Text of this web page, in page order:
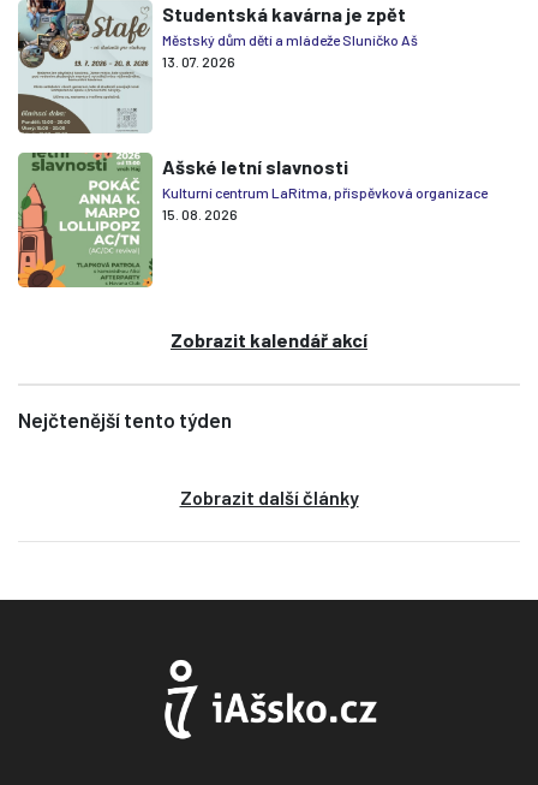
Studentská kavárna je zpět
Městský dům dětí a mládeže Sluníčko Aš
13. 07. 2026
Ašské letní slavnosti
Kulturní centrum LaRitma, příspěvková organizace
15. 08. 2026
Zobrazit kalendář akcí
Nejčtenější tento týden
Zobrazit další články